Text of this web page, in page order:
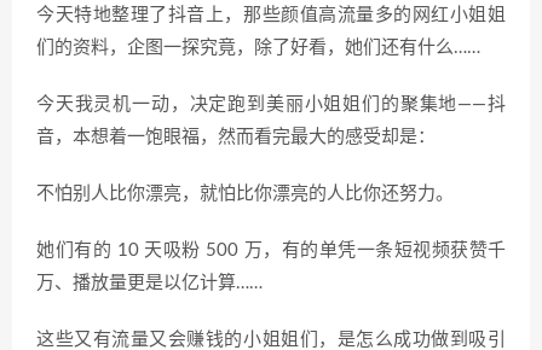
今天特地整理了抖音上，那些颜值高流量多的网红小姐姐
们的资料，企图一探究竟，除了好看，她们还有什么……
今天我灵机一动，决定跑到美丽小姐姐们的聚集地——抖
音，本想着一饱眼福，然而看完最大的感受却是：
不怕别人比你漂亮，就怕比你漂亮的人比你还努力。
她们有的 10 天吸粉 500 万，有的单凭一条短视频获赞千
万、播放量更是以亿计算……
这些又有流量又会赚钱的小姐姐们，是怎么成功做到吸引